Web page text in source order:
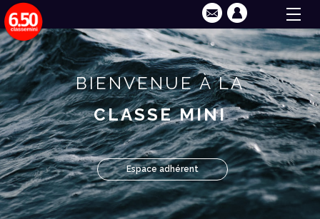
BIENVENUE À LA
CLASSE MINI
Espace adhérent